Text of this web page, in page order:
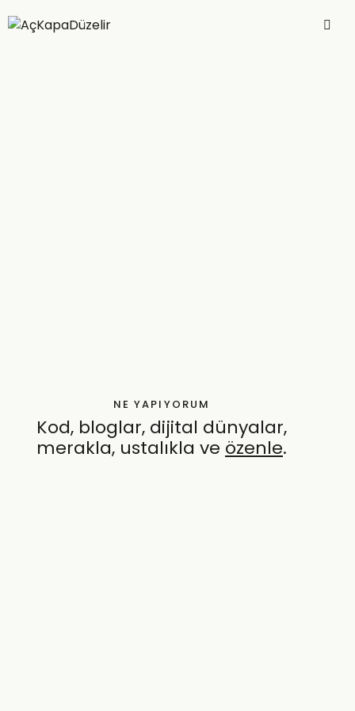
NE YAPIYORUM
Kod, bloglar, dijital dünyalar,
merakla, ustalıkla ve özenle.